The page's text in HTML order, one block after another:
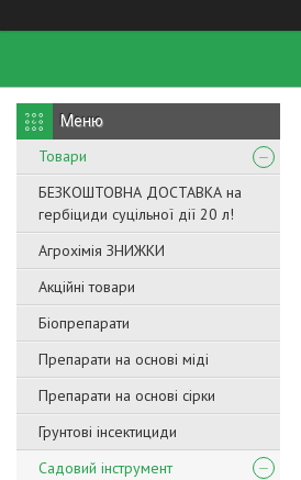
Товари
БЕЗКОШТОВНА ДОСТАВКА на
гербіциди суцільної дії 20 л!
Агрохімія ЗНИЖКИ
Акційні товари
Біопрепарати
Препарати на основі міді
Препарати на основі сірки
Грунтові інсектициди
Садовий інструмент